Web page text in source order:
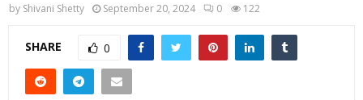
by Shivani Shetty September 20, 2024 0 122
SHARE 0